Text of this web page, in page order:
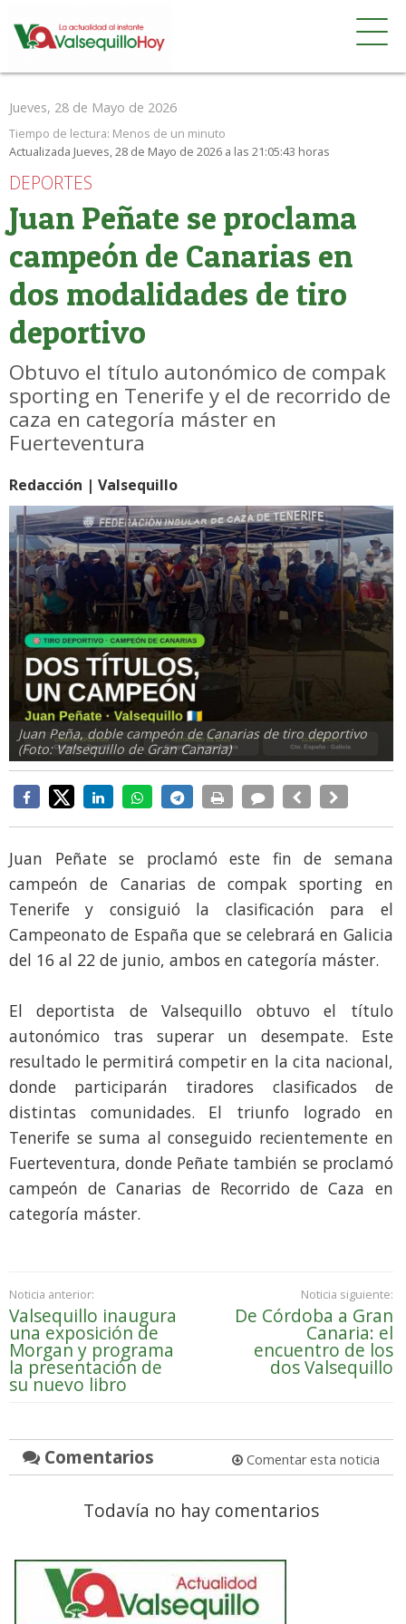
Jueves, 28 de Mayo de 2026
Tiempo de lectura: Menos de un minuto
Actualizada Jueves, 28 de Mayo de 2026 a las 21:05:43 horas
DEPORTES
Juan Peñate se proclama
campeón de Canarias en
dos modalidades de tiro
deportivo
Obtuvo el título autonómico de compak
sporting en Tenerife y el de recorrido de
caza en categoría máster en
Fuerteventura
Redacción | Valsequillo
Juan Peña, doble campeón de Canarias de tiro deportivo
(Foto: Valsequillo de Gran Canaria)
Juan Peñate se proclamó este fin de semana
campeón de Canarias de compak sporting en
Tenerife y consiguió la clasificación para el
Campeonato de España que se celebrará en Galicia
del 16 al 22 de junio, ambos en categoría máster.
El deportista de Valsequillo obtuvo el título
autonómico tras superar un desempate. Este
resultado le permitirá competir en la cita nacional,
donde participarán tiradores clasificados de
distintas comunidades. El triunfo logrado en
Tenerife se suma al conseguido recientemente en
Fuerteventura, donde Peñate también se proclamó
campeón de Canarias de Recorrido de Caza en
categoría máster.
Noticia anterior:
Valsequillo inaugura
una exposición de
Morgan y programa
la presentación de
su nuevo libro
Noticia siguiente:
De Córdoba a Gran
Canaria: el
encuentro de los
dos Valsequillo
Comentarios Comentar esta noticia
Todavía no hay comentarios